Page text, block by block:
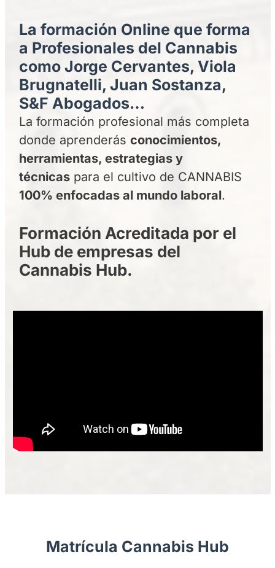
La formación Online que forma
a Profesionales del Cannabis
como Jorge Cervantes, Viola
Brugnatelli, Juan Sostanza,
S&F Abogados…
La formación profesional más completa
donde aprenderás conocimientos,
herramientas, estrategias y
técnicaspara el cultivo de CANNABIS
100% enfocadas al mundo laboral.
Formación Acreditada por el
Hub de empresas del
Cannabis Hub.
Matrícula Cannabis Hub